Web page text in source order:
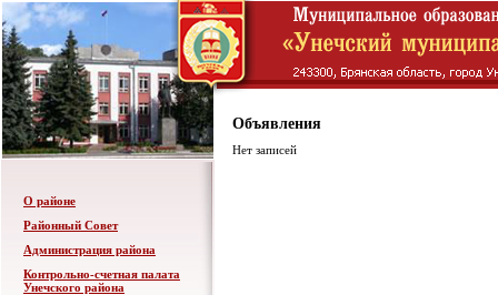
О районе
Районный Совет
Администрация района
Контрольно-счетная палата
Унечского района
Объявления
Нет записей